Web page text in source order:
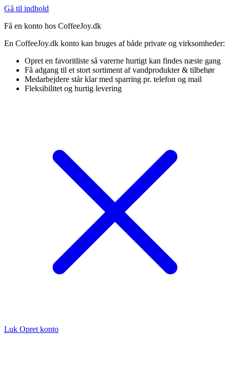
Gå til indhold
Få en konto hos CoffeeJoy.dk
En CoffeeJoy.dk konto kan bruges af både private og virksomheder:
Opret en favoritliste så varerne hurtigt kan findes næste gang
Få adgang til et stort sortiment af vandprodukter & tilbehør
Medarbejdere står klar med sparring pr. telefon og mail
Fleksibilitet og hurtig levering
Luk Opret konto